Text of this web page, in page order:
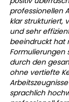
professionellen
klar strukturiert,
und sehr
beeindruckt hat
Formulierungen
durch den
ohne vertiefte
sprachlich